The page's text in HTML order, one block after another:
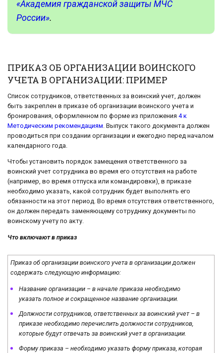
«Академия гражданской защиты МЧС
России».
ПРИКАЗ ОБ ОРГАНИЗАЦИИ ВОИНСКОГО
УЧЕТА В ОРГАНИЗАЦИИ: ПРИМЕР
Список сотрудников, ответственных за воинский учет, должен
быть закреплен в приказе об организации воинского учета и
бронирования, оформленном по форме из приложения 4 к
Методическим рекомендациям . Выпуск такого документа должен
проводиться при создании организации и ежегодно перед началом
календарного года.
Чтобы установить порядок замещения ответственного за
воинский учет сотрудника во время его отсутствия на работе
(например, во время отпуска или командировки), в приказе
необходимо указать, какой сотрудник будет выполнять его
обязанности на этот период. Во время отсутствия ответственного,
он должен передать заменяющему сотруднику документы по
воинскому учету по акту.
Что включают в приказ
Приказ об организации воинского учета в организации должен
содержать следующую информацию:
Название организации – в начале приказа необходимо
указать полное и сокращенное название организации.
Должности сотрудников, ответственных за воинский учет – в
приказе необходимо перечислить должности сотрудников,
которые будут отвечать за воинский учет в организации.
Форму приказа – необходимо указать форму приказа, которая